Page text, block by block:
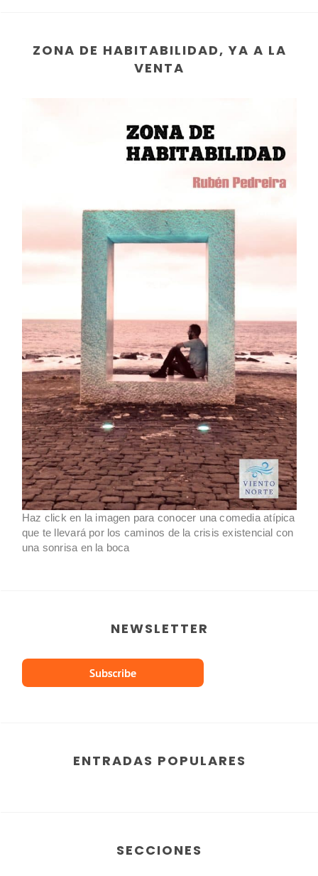
ZONA DE HABITABILIDAD, YA A LA
VENTA
Haz click en la imagen para conocer una comedia atípica
que te llevará por los caminos de la crisis existencial con
una sonrisa en la boca
NEWSLETTER
ENTRADAS POPULARES
SECCIONES